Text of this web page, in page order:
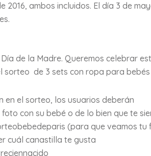
2016, ambos incluidos. El día 3 de
de la Madre. Queremos celebrar
sorteo de 3 sets con ropa para
en el sorteo, los usuarios deberán
con su bebé o de lo bien que te
(para que veamos tu
cuál canastilla te gusta